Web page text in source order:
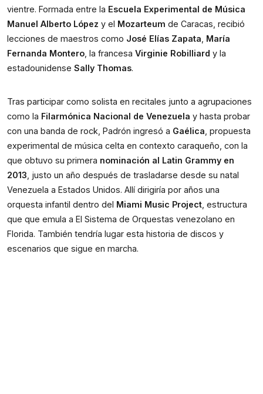
vientre. Formada entre la Escuela Experimental de Música
Manuel Alberto López y el Mozarteum de Caracas, recibió
lecciones de maestros como José Elías Zapata María
Fernanda Montero , la francesa Virginie Robilliard y la
estadounidense Sally Thomas.
Tras participar como solista en recitales junto a agrupaciones
como la Filarmónica Nacional de Venezuela y hasta probar
con una banda de rock, Padrón ingresó a Gaélica , propuesta
experimental de música celta en contexto caraqueño, con la
que obtuvo su primera nominación al Latin Grammy en
2013 , justo un año después de trasladarse desde su natal
Venezuela a Estados Unidos. Allí dirigiría por años una
orquesta infantil dentro del Miami Music Project , estructura
que que emula a El Sistema de Orquestas venezolano en
Florida. También tendría lugar esta historia de discos y
escenarios que sigue en marcha.